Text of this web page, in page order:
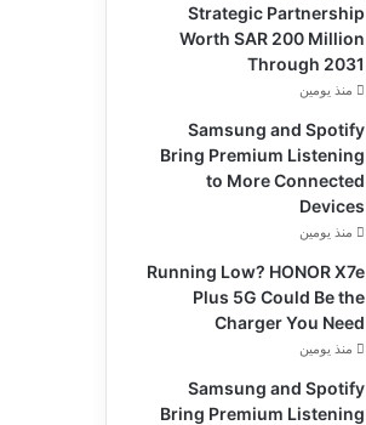
Strategic Partnership
Worth SAR 200 Million
Through 2031
منذ يومين
Samsung and Spotify
Bring Premium Listening
to More Connected
Devices
منذ يومين
Running Low? HONOR X7e
Plus 5G Could Be the
Charger You Need
منذ يومين
Samsung and Spotify
Bring Premium Listening